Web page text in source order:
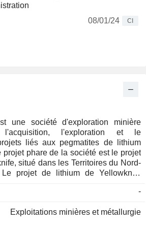
08/01/24
CI
une société d'exploration minière
l'acquisition, l'exploration et le
liés aux pegmatites de lithium
projet phare de la société est le projet
situé dans les Territoires du Nord-
projet de lithium de Yellowknife
de lithium constituant la
de 100 % dans les projets de
-
Exploitations minières et métallurgie